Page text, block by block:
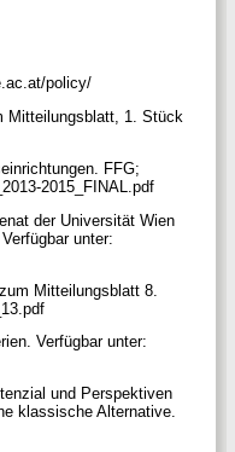
policy/
Mitteilungsblatt, 1. Stück
FFG;
2015_FINAL.pdf
der Universität Wien
unter:
Mitteilungsblatt 8.
Verfügbar unter:
und Perspektiven
klassische Alternative.